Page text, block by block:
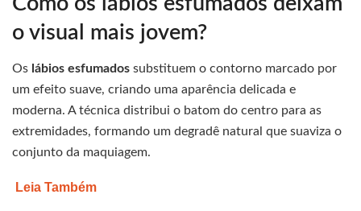
o visual mais jovem?
Os lábios esfumados substituem o contorno marcado por
um efeito suave, criando uma aparência delicada e
moderna. A técnica distribui o batom do centro para as
extremidades, formando um degradê natural que suaviza o
conjunto da maquiagem.
Leia Também